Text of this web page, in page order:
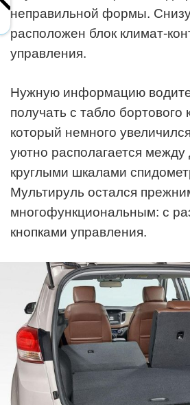
неправильной формы.
расположен блок климат-
управления.
Нужную информацию
получать с табло бортового
который немного
уютно располагается
круглыми шкалами
Мультируль остался
многофункциональным: с
кнопками управления.